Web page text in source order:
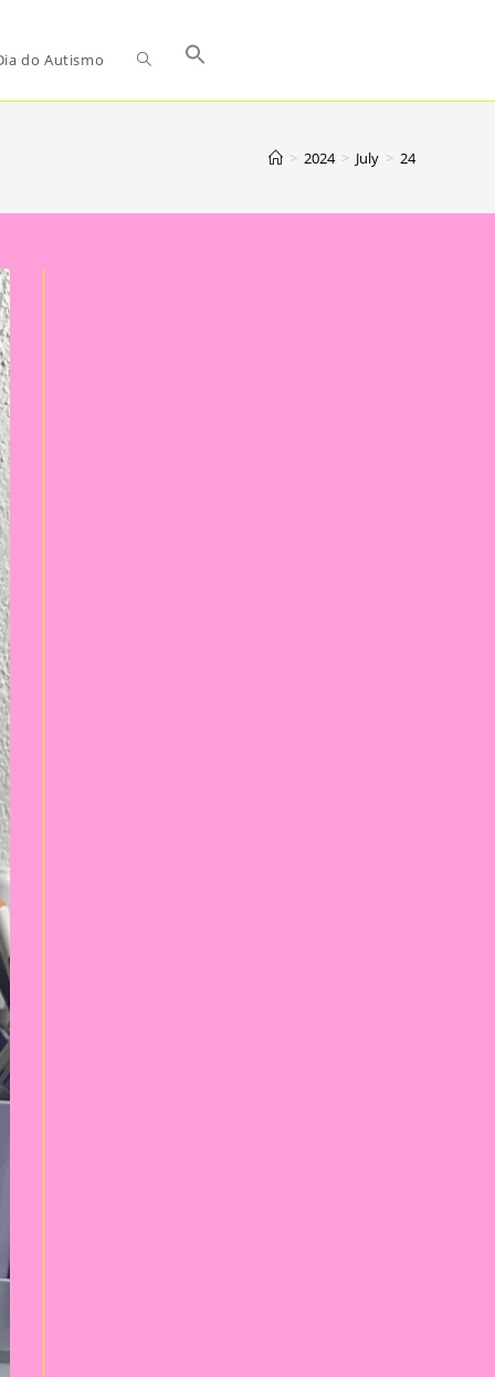
do Autismo
> 2024 > July > 24